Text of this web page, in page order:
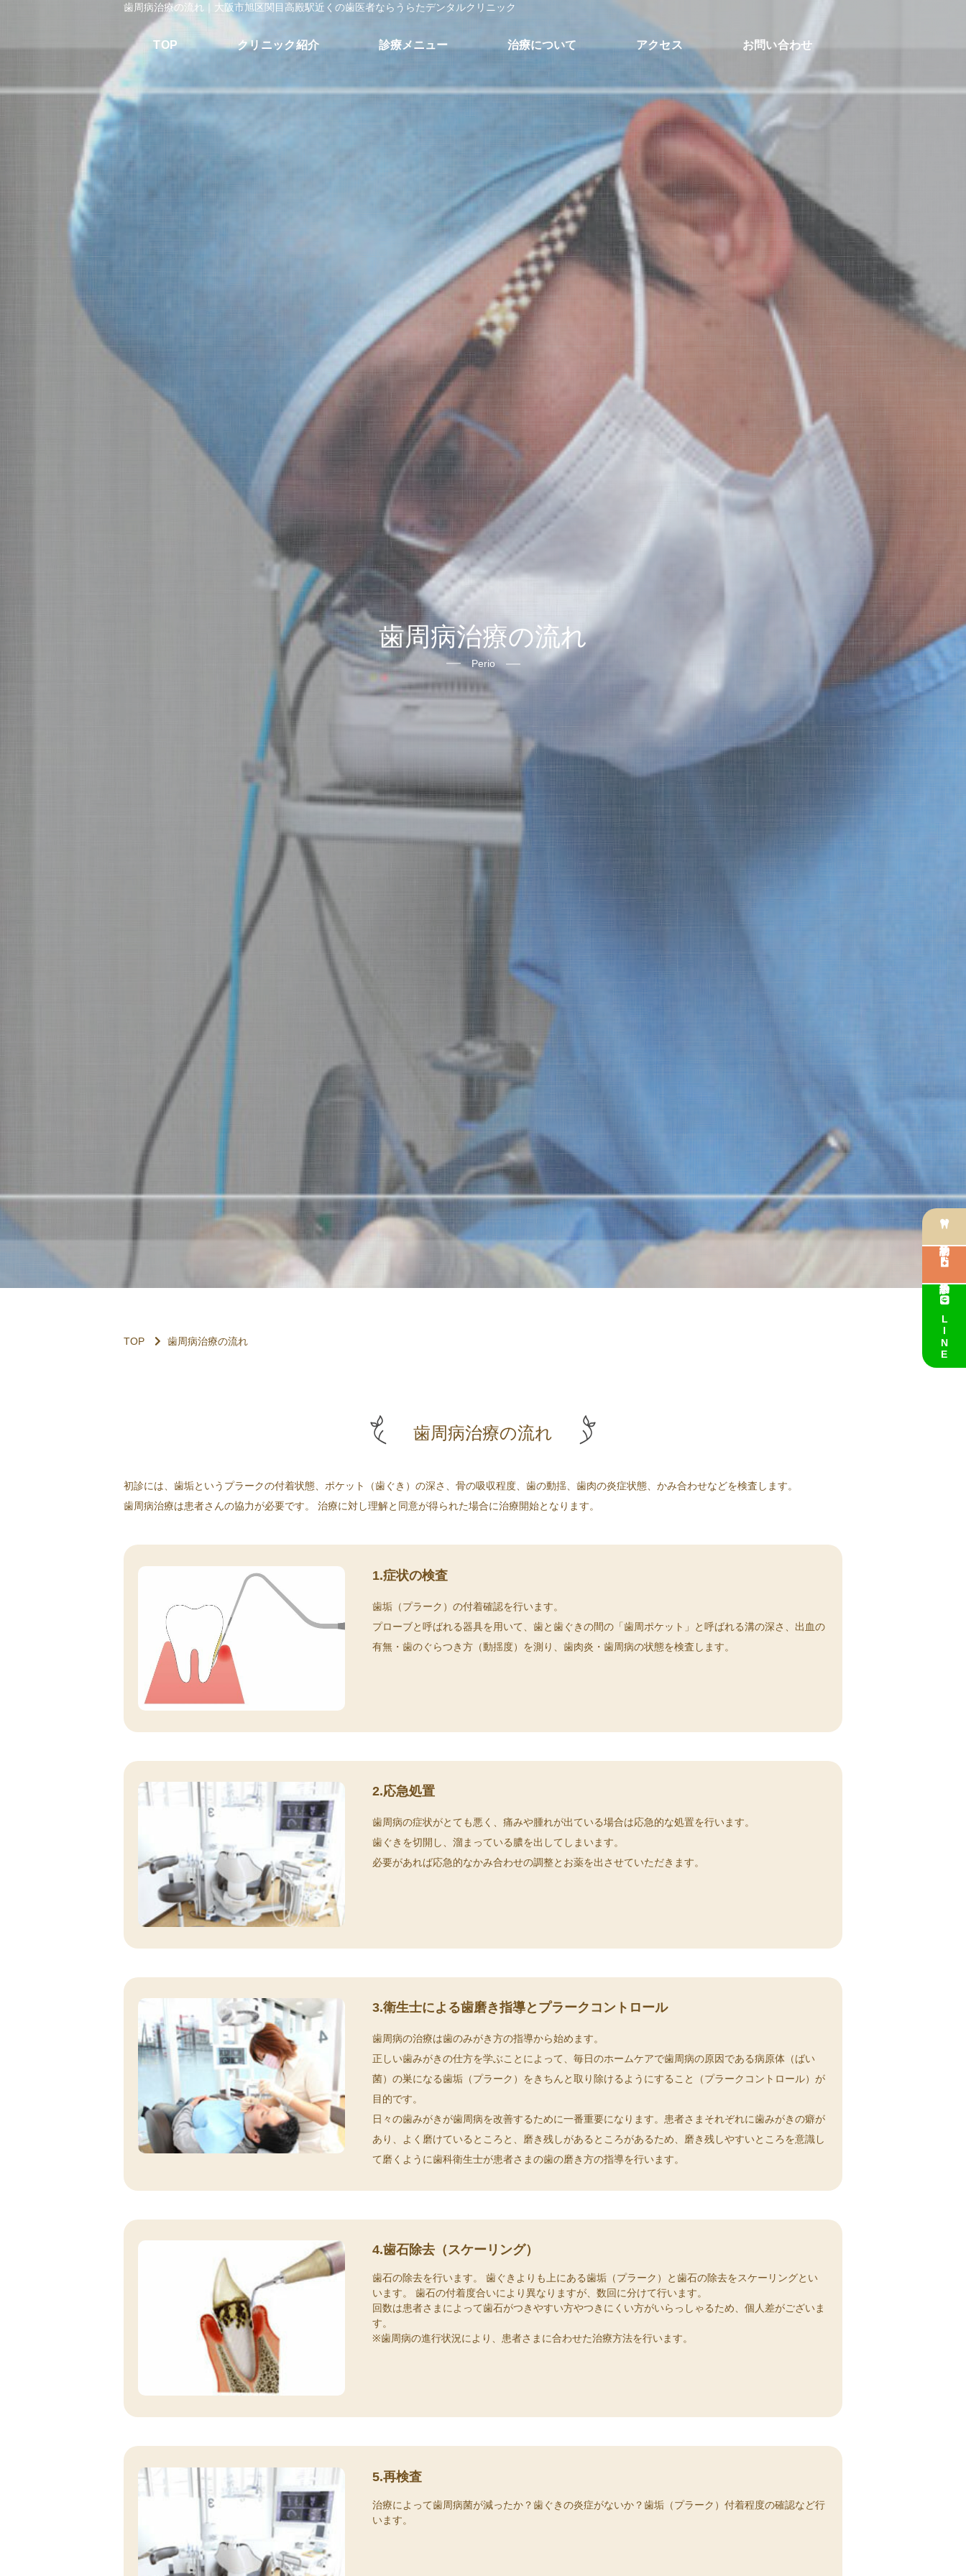
歯周病治療の流れ｜大阪市旭区関目高殿駅近くの歯医者ならうらたデンタルクリニック
TOP クリニック紹介 診療メニュー 治療について アクセス お問い合わせ
歯周病治療の流れ
Perio
TOP 歯周病治療の流れ
歯周病治療の流れ
初診には、歯垢というプラークの付着状態、ポケット（歯ぐき）の深さ、骨の吸収程度、歯の動揺、歯肉の炎症状態、かみ合わせなどを検査します。
歯周病治療は患者さんの協力が必要です。 治療に対し理解と同意が得られた場合に治療開始となります。
1.症状の検査
歯垢（プラーク）の付着確認を行います。
プローブと呼ばれる器具を用いて、歯と歯ぐきの間の「歯周ポケット」と呼ばれる溝の深さ、出血の
有無・歯のぐらつき方（動揺度）を測り、歯肉炎・歯周病の状態を検査します。
2.応急処置
歯周病の症状がとても悪く、痛みや腫れが出ている場合は応急的な処置を行います。
歯ぐきを切開し、溜まっている膿を出してしまいます。
必要があれば応急的なかみ合わせの調整とお薬を出させていただきます。
3.衛生士による歯磨き指導とプラークコントロール
歯周病の治療は歯のみがき方の指導から始めます。
正しい歯みがきの仕方を学ぶことによって、毎日のホームケアで歯周病の原因である病原体（ばい
菌）の巣になる歯垢（プラーク）をきちんと取り除けるようにすること（プラークコントロール）が
目的です。
日々の歯みがきが歯周病を改善するために一番重要になります。患者さまそれぞれに歯みがきの癖が
あり、よく磨けているところと、磨き残しがあるところがあるため、磨き残しやすいところを意識し
て磨くように歯科衛生士が患者さまの歯の磨き方の指導を行います。
4.歯石除去（スケーリング）
歯石の除去を行います。 歯ぐきよりも上にある歯垢（プラーク）と歯石の除去をスケーリングとい
います。 歯石の付着度合いにより異なりますが、数回に分けて行います。
回数は患者さまによって歯石がつきやすい方やつきにくい方がいらっしゃるため、個人差がございま
す。
※歯周病の進行状況により、患者さまに合わせた治療方法を行います。
5.再検査
治療によって歯周病菌が減ったか？歯ぐきの炎症がないか？歯垢（プラーク）付着程度の確認など行
います。
LINE